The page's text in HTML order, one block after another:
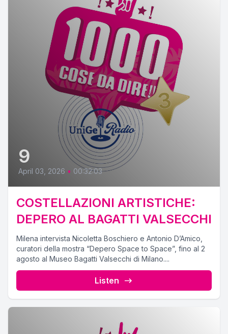
9
April 03, 2026 • 00:32:03
COSTELLAZIONI ARTISTICHE:
DEPERO AL BAGATTI VALSECCHI
Milena intervista Nicoletta Boschiero e Antonio D’Amico,
curatori della mostra “Depero Space to Space”, fino al 2
agosto al Museo Bagatti Valsecchi di Milano....
Listen